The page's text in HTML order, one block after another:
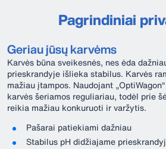
Pagrindiniai
Geriau jūsų karvėms
Karvės būna sveikesnės, nes ėda
prieskrandyje išlieka stabilus. Karvės
mažiau įtampos. Naudojant
karvės šeriamos reguliariau, todėl prie
reikia mažiau konkuruoti ir varžytis.
Pašarai patiekiami dažniau
Stabilus pH didžiajame